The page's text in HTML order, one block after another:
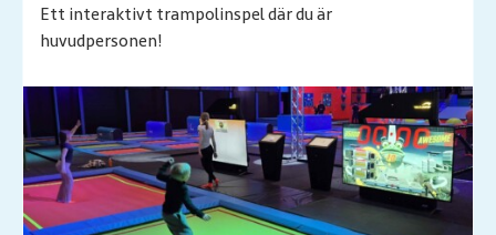
Ett interaktivt trampolinspel där du är
huvudpersonen!